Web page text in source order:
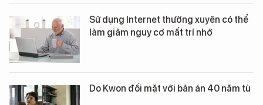
Sử dụng Internet thường xuyên có thể
làm giảm nguy cơ mất trí nhớ
Do Kwon đối mặt với bản án 40 năm tù